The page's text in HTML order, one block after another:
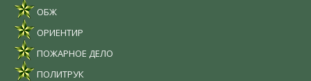
ОБЖ
ОРИЕНТИР
ПОЖАРНОЕ ДЕЛО
ПОЛИТРУК